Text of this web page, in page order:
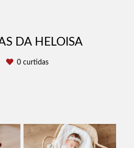
DA HELOISA
0 curtidas